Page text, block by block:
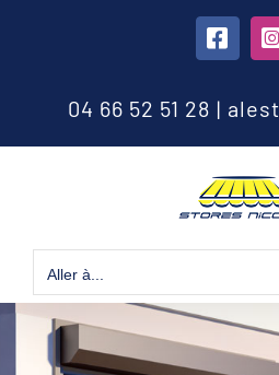
04 66 52 51 28 |
Aller à...